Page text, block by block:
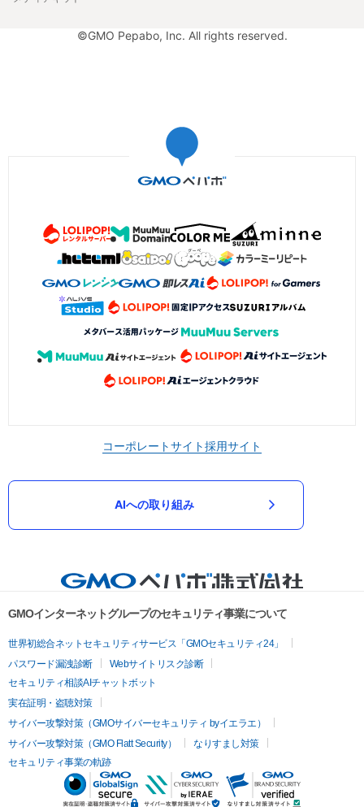
©GMO Pepabo, Inc. All rights reserved.
コーポレートサイト採用サイト
AIへの取り組み
GMOインターネットグループのセキュリティ事業について
世界初総合ネットセキュリティサービス「GMOセキュリティ24」
パスワード漏洩診断
Webサイトリスク診断
セキュリティ相談AIチャットボット
実在証明・盗聴対策
サイバー攻撃対策（GMOサイバーセキュリティ byイエラエ）
サイバー攻撃対策（GMO Flatt Security）
なりすまし対策
セキュリティ事業の軌跡